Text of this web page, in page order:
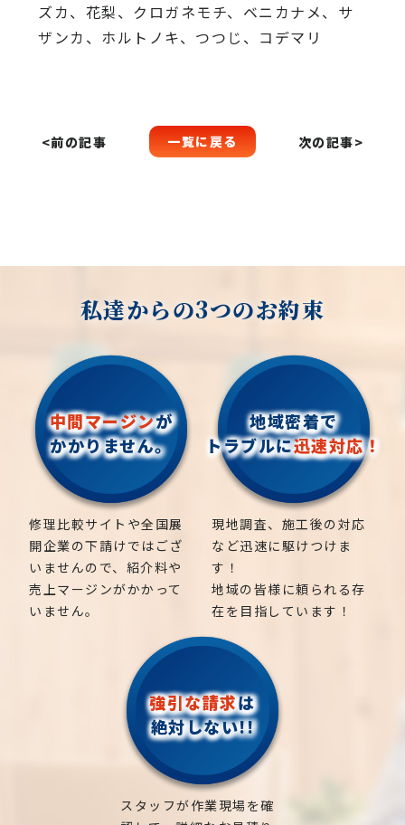
ズカ、花梨、クロガネモチ、ベニカナメ、サ
ザンカ、ホルトノキ、つつじ、コデマリ
<前の記事 一覧に戻る 次の記事>
私達からの3つのお約束
中間マージンが
かかりません。
修理比較サイトや全国展
開企業の下請けではござ
いませんので、紹介料や
売上マージンがかかって
いません。
地域密着で
トラブルに迅速対応！
現地調査、施工後の対応
など迅速に駆けつけま
す！
地域の皆様に頼られる存
在を目指しています！
強引な請求は
絶対しない!!
スタッフが作業現場を確